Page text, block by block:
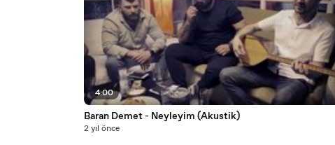
4:00
Baran Demet - Neyleyim (Akustik)
2 yıl önce